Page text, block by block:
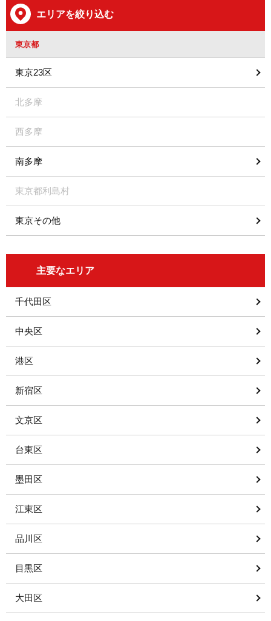
エリアを絞り込む
東京都
東京23区
北多摩
西多摩
南多摩
東京都利島村
東京その他
主要なエリア
千代田区
中央区
港区
新宿区
文京区
台東区
墨田区
江東区
品川区
目黒区
大田区